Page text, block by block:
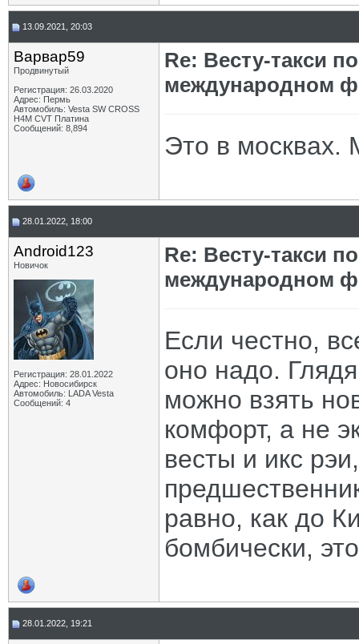
13.09.2021, 20:03
Варвар59
Продвинутый
Регистрация: 26.03.2020
Адрес: Пермь
Автомобиль: Vesta SW CROSS
H4M CVT Платина
Сообщений: 8,894
Re: Весту-такси
международном
Это в москвах.
28.01.2022, 18:00
Android123
Новичок
Регистрация: 28.01.2022
Адрес: Новосибирск
Автомобиль: LADA Vesta
Сообщений: 4
Re: Весту-такси
международном
Если честно,
оно надо.
можно взять
комфорт, а не
весты и икс
равно, как до
бомбически,
28.01.2022, 19:21